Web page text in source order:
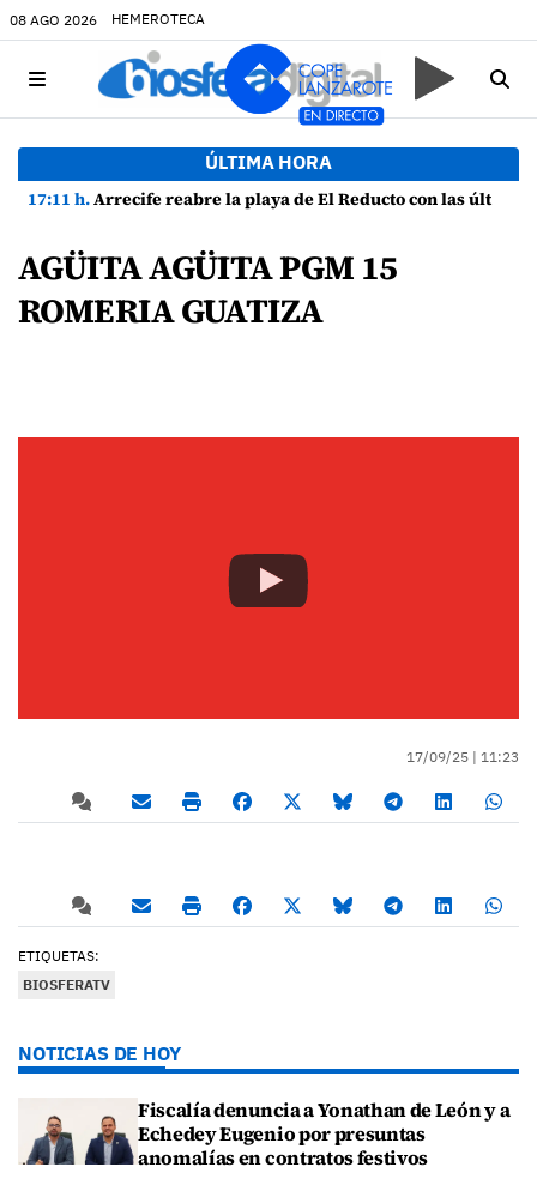
08 AGO 2026 HEMEROTECA
ÚLTIMA HORA
17:11 h.Arrecife reabre la playa de El Reducto con las últimas analíticas mostrando "una buena calidad de las aguas para el baño"
AGÜITA AGÜITA PGM 15
ROMERIA GUATIZA
17/09/25 | 11:23
ETIQUETAS:
BIOSFERATV
NOTICIAS DE HOY
Fiscalía denuncia a Yonathan de León y a
Echedey Eugenio por presuntas
anomalías en contratos festivos